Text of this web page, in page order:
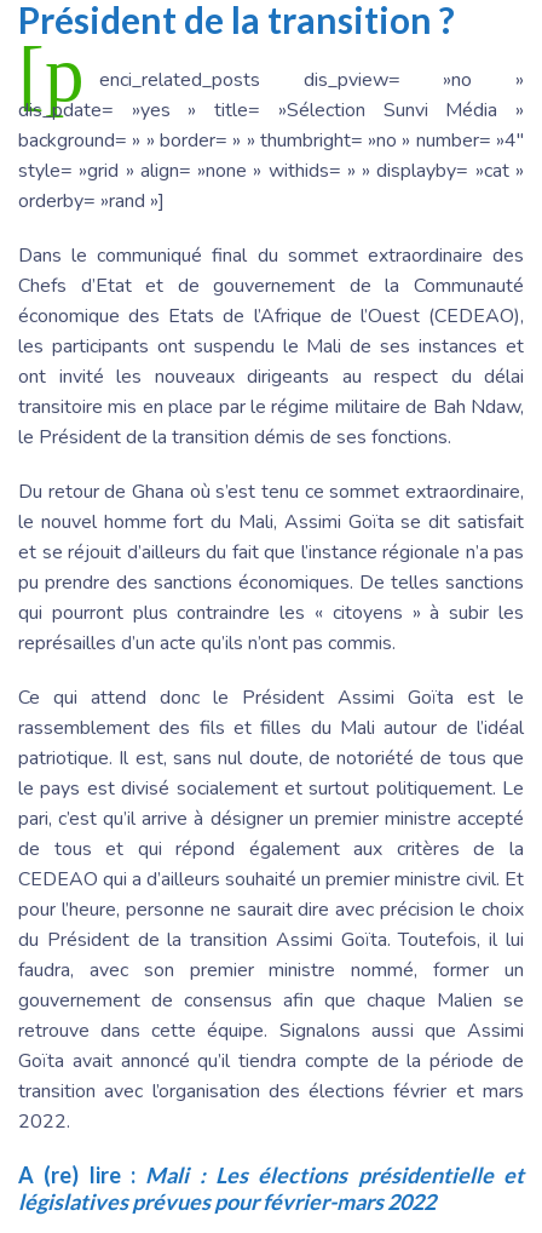
Président de la transition ?
[p
enci_related_posts dis_pview= »no »
dis_pdate= »yes » title= »Sélection Sunvi Média »
background= » » border= » » thumbright= »no » number= »4″
style= »grid » align= »none » withids= » » displayby= »cat »
orderby= »rand »]
Dans le communiqué final du sommet extraordinaire des
Chefs d’Etat et de gouvernement de la Communauté
économique des Etats de l’Afrique de l’Ouest (CEDEAO),
les participants ont suspendu le Mali de ses instances et
ont invité les nouveaux dirigeants au respect du délai
transitoire mis en place par le régime militaire de Bah Ndaw,
le Président de la transition démis de ses fonctions.
Du retour de Ghana où s’est tenu ce sommet extraordinaire,
le nouvel homme fort du Mali, Assimi Goïta se dit satisfait
et se réjouit d’ailleurs du fait que l’instance régionale n’a pas
pu prendre des sanctions économiques. De telles sanctions
qui pourront plus contraindre les « citoyens » à subir les
représailles d’un acte qu’ils n’ont pas commis.
Ce qui attend donc le Président Assimi Goïta est le
rassemblement des fils et filles du Mali autour de l’idéal
patriotique. Il est, sans nul doute, de notoriété de tous que
le pays est divisé socialement et surtout politiquement. Le
pari, c’est qu’il arrive à désigner un premier ministre accepté
de tous et qui répond également aux critères de la
CEDEAO qui a d’ailleurs souhaité un premier ministre civil. Et
pour l’heure, personne ne saurait dire avec précision le choix
du Président de la transition Assimi Goïta. Toutefois, il lui
faudra, avec son premier ministre nommé, former un
gouvernement de consensus afin que chaque Malien se
retrouve dans cette équipe. Signalons aussi que Assimi
Goïta avait annoncé qu’il tiendra compte de la période de
transition avec l’organisation des élections février et mars
2022.
A (re) lire : Mali : Les élections présidentielle et
législatives prévues pour février-mars 2022